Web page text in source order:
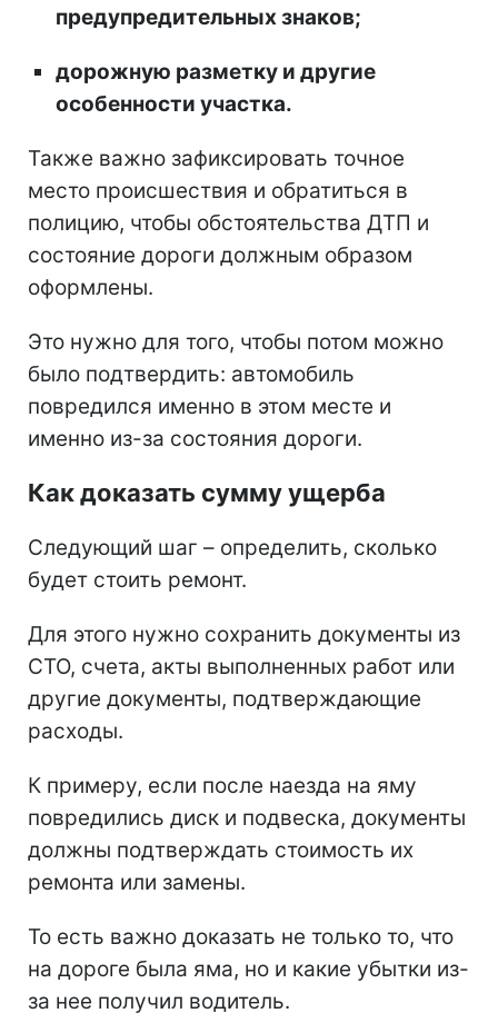
предупредительных знаков;
дорожную разметку и другие
особенности участка.
Также важно зафиксировать точное
место происшествия и обратиться в
полицию, чтобы обстоятельства ДТП и
состояние дороги должным образом
оформлены.
Это нужно для того, чтобы потом можно
было подтвердить: автомобиль
повредился именно в этом месте и
именно из-за состояния дороги.
Как доказать сумму ущерба
Следующий шаг – определить, сколько
будет стоить ремонт.
Для этого нужно сохранить документы из
СТО, счета, акты выполненных работ или
другие документы, подтверждающие
расходы.
К примеру, если после наезда на яму
повредились диск и подвеска, документы
должны подтверждать стоимость их
ремонта или замены.
То есть важно доказать не только то, что
на дороге была яма, но и какие убытки из-
за нее получил водитель.